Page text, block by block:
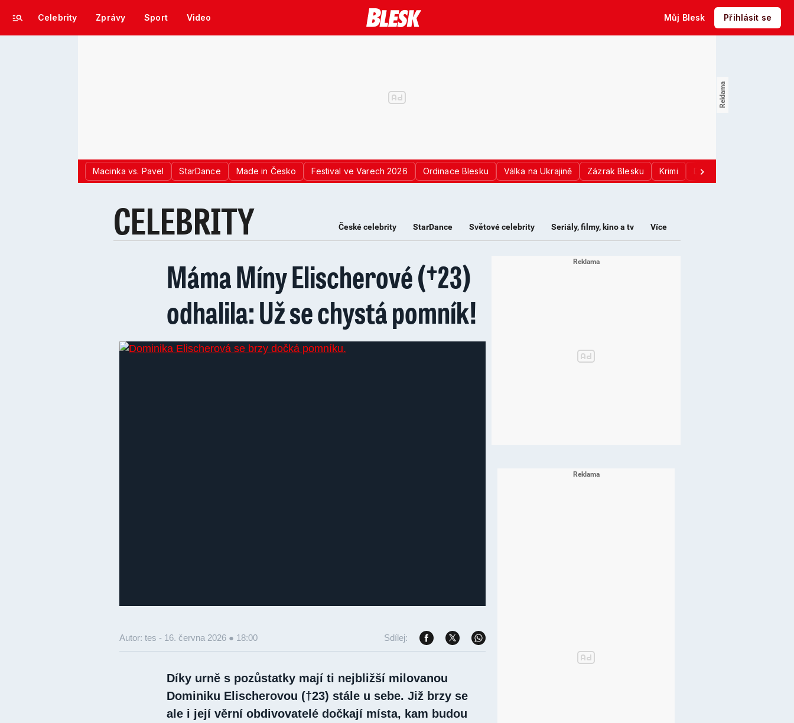
Celebrity Zprávy Sport Video Můj Blesk Přihlásit se
Macinka vs. Pavel StarDance Made in Česko Festival ve Varech 2026 Ordinace Blesku Válka na Ukrajině Zázrak Blesku Krimi Donald Trump
CELEBRITY České celebrity StarDance Světové celebrity Seriály, filmy, kino a tv Více
Máma Míny Elischerové (†23)
odhalila: Už se chystá pomník!
Autor: tes - 16. června 2026 ● 18:00 Sdílej:
Díky urně s pozůstatky mají ti nejbližší milovanou
Dominiku Elischerovou (†23) stále u sebe. Již brzy se
ale i její věrní obdivovatelé dočkají místa, kam budou